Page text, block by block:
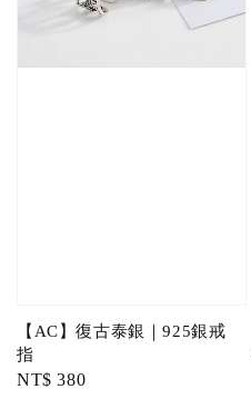
【AC】復古泰銀｜925銀戒
指
Regular
NT$ 380